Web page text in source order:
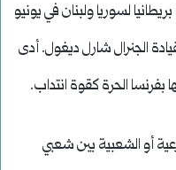
لسوريا ولبنان في يونيو
الجنرال شارل ديغول. أدى
بفرنسا الحرة كقوة انتداب.
أو الشعبية بين شعبي